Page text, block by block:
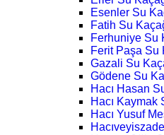
Esenler Su
Fatih Su
Ferhuniye Su
Ferit Paşa Su
Gazali Su
Gödene Su
Hacı Hasan
Hacı Kaymak
Hacı Yusuf